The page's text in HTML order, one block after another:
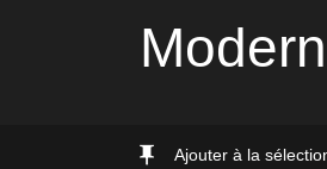
Ajouter à la